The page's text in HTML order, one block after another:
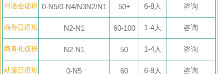
日语会话班 0-N5/0-N4/N3N2/N1 50+ 6-8人 咨询
商务日语班 N2-N1 60-100 1-4人 咨询
商务礼仪班 N2-N1 50 1-4人 咨询
动漫日语班 0-N5 60 6-8人 咨询